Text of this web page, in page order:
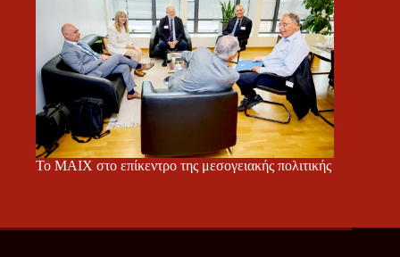
Το ΜΑΙΧ στο επίκεντρο της μεσογειακής πολιτικής